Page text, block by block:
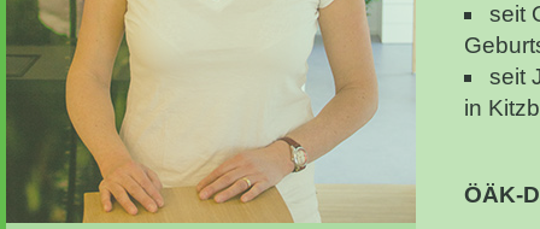
seit
seit
in
ÖÄK-